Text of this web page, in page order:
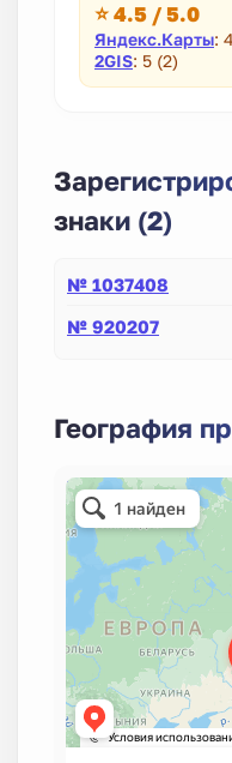
⭐ 4.5 / 5.0
Яндекс.Карты:
2GIS: 5 (2)
знаки (2)
№ 1037408
№ 920207
География